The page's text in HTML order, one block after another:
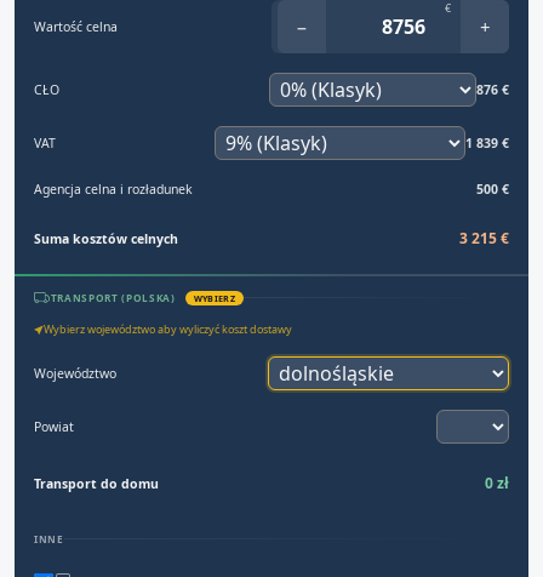
Wartość celna −
€
+
CŁO 876 €
VAT 1 839 €
Agencja celna i rozładunek 500 €
Suma kosztów celnych 3 215 €
TRANSPORT (POLSKA) WYBIERZ
Wybierz województwo aby wyliczyć koszt dostawy
Województwo
Powiat
Transport do domu 0 zł
INNE